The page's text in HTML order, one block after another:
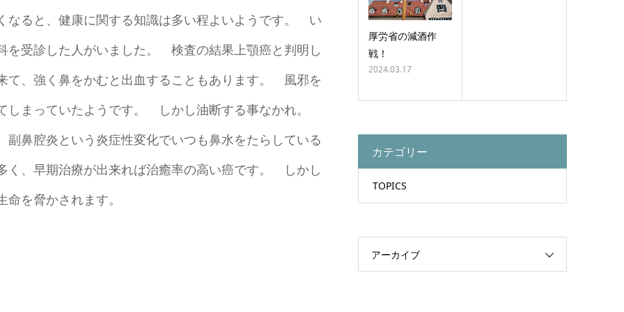
なると、健康に関する知識は多い程よいようです。 い
を受診した人がいました。 検査の結果上顎癌と判明し
、強く鼻をかむと出血することもあります。 風邪を
しまっていたようです。 しかし油断する事なかれ。
鼻腔炎という炎症性変化でいつも鼻水をたらしている
、早期治療が出来れば治癒率の高い癌です。 しかし
を脅かされます。
厚労省の減酒作
戦！
2024.03.17
カテゴリー
TOPICS
アーカイブ